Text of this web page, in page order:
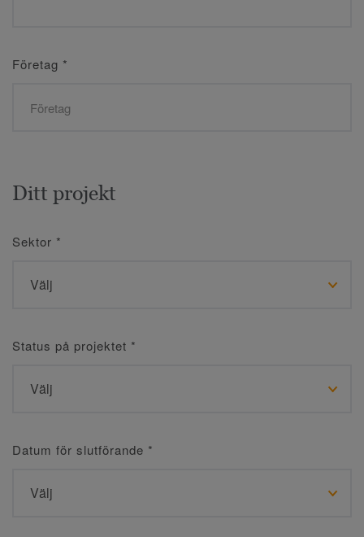
Företag *
Ditt projekt
Sektor *
Status på projektet *
Datum för slutförande *